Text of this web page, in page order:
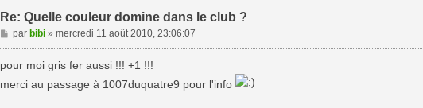
Re: Quelle couleur domine dans le club ?
M
e
s
a
par bibi» mercredi 11 août 2010, 23:06:07
pour moi gris fer aussi !!! +1 !!!
merci au passage à 1007duquatre9 pour l'info